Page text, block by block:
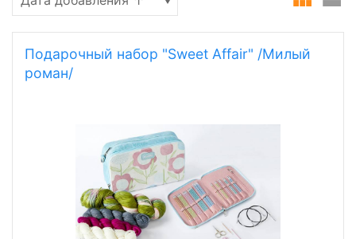
Подарочный набор "Sweet Affair" /Милый
роман/